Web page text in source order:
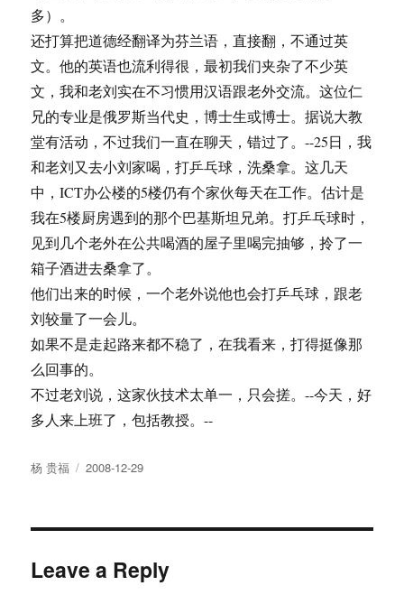
多）。
还打算把道德经翻译为芬兰语，直接翻，不通过英
文。他的英语也流利得很，最初我们夹杂了不少英
文，我和老刘实在不习惯用汉语跟老外交流。这位仁
兄的专业是俄罗斯当代史，博士生或博士。据说大教
堂有活动，不过我们一直在聊天，错过了。--25日，我
和老刘又去小刘家喝，打乒乓球，洗桑拿。这几天
中，ICT办公楼的5楼仍有个家伙每天在工作。估计是
我在5楼厨房遇到的那个巴基斯坦兄弟。打乒乓球时，
见到几个老外在公共喝酒的屋子里喝完抽够，拎了一
箱子酒进去桑拿了。
他们出来的时候，一个老外说他也会打乒乓球，跟老
刘较量了一会儿。
如果不是走起路来都不稳了，在我看来，打得挺像那
么回事的。
不过老刘说，这家伙技术太单一，只会搓。--今天，好
多人来上班了，包括教授。--
Author
杨 贵福
Posted
2008-12-29
Leave a Reply